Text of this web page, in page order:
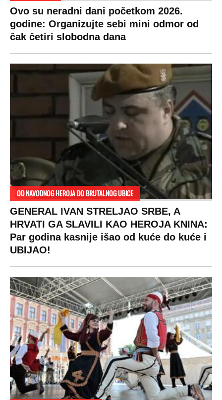
Ovo su neradni dani početkom 2026.
godine: Organizujte sebi mini odmor od
čak četiri slobodna dana
OD NAVODNOG HEROJA DO BRUTALNOG UBICE
GENERAL IVAN STRELJAO SRBE, A
HRVATI GA SLAVILI KAO HEROJA KNINA:
Par godina kasnije išao od kuće do kuće i
UBIJAO!